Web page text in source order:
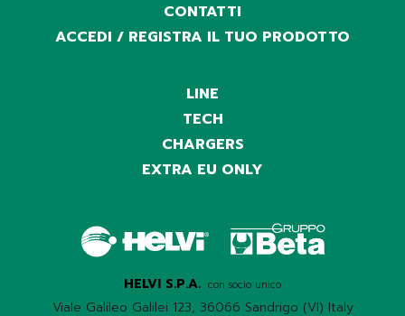
CONTATTI
ACCEDI / REGISTRA IL TUO PRODOTTO
LINE
TECH
CHARGERS
EXTRA EU ONLY
HELVI S.P.A. con socio unico
Viale Galileo Galilei 123, 36066 Sandrigo (VI) Italy